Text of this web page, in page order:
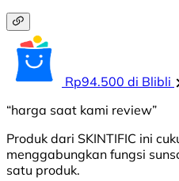
Rp94.500 di Blibli
“harga saat kami review”
Produk dari SKINTIFIC ini
menggabungkan fungsi
satu produk.